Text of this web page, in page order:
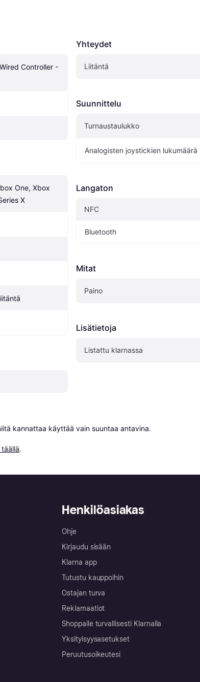
Controller -
One, Xbox
X
Yhteydet
Liitäntä
Suunnittelu
Turnaustaulukko
Analogisten joystickien lukumäärä
Langaton
NFC
Bluetooth
Mitat
Paino
Lisätietoja
Listattu klarnassa
kannattaa käyttää vain suuntaa antavina.
.
Henkilöasiakas
Ohje
Kirjaudu sisään
Klarna app
Tutustu kauppoihin
Ostajan turva
Reklamaatiot
Shoppaile turvallisesti Klarnalla
Yksityisyysasetukset
Peruutusoikeutesi